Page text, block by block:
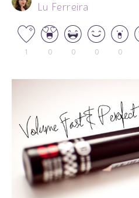
Lu Ferreira
1 0 0 0 0